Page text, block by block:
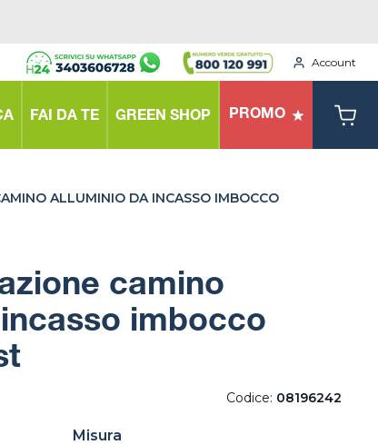
Account
FAI DA TE GREEN SHOP PROMO
ALLUMINIO DA INCASSO IMBOCCO
camino
imbocco
Codice: 08196242
Misura